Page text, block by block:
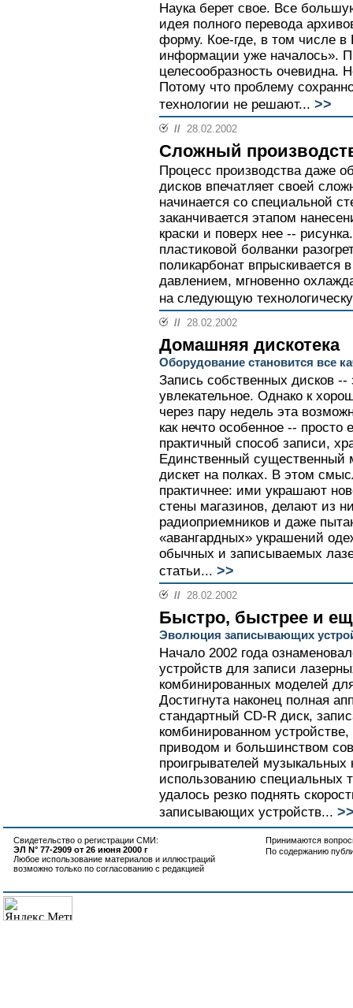
Наука берет свое. Все
идея полного перевода
форму. Кое-где, в том числе
информации уже началось».
целесообразность очевидна.
Потому что проблему
технологии не решают... >>
// 28.02.2002
Сложный
Процесс производства даже
дисков впечатляет своей
начинается со специальной
заканчивается этапом
краски и поверх нее --
пластиковой болванки
поликарбонат впрыскивается
давлением, мгновенно
на следующую
// 28.02.2002
Домашняя дискотека
Оборудование становится все
Запись собственных дисков --
увлекательное. Однако к
через пару недель эта
как нечто особенное --
практичный способ записи,
Единственный существенный
дискет на полках. В этом
практичнее: ими украшают
стены магазинов, делают из
радиоприемников и даже
«авангардных» украшений
обычных и записываемых
статьи... >>
// 28.02.2002
Быстро, быстрее и
Эволюция записывающих
Начало 2002 года
устройств для записи
комбинированных моделей
Достигнута наконец полная
стандартный CD-R диск,
комбинированном
приводом и большинством
проигрывателей музыкальных
использованию специальных
удалось резко поднять
записывающих устройств...
Свидетельство о регистрации СМИ:
ЭЛ N° 77-2909 от 26 июня 2000 г
Любое использование материалов и иллюстраций
возможно только по согласованию с редакцией
Принимаются
По содержанию